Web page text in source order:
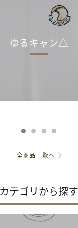
ゆるキャン△
全商品一覧へ
カテゴリから探す